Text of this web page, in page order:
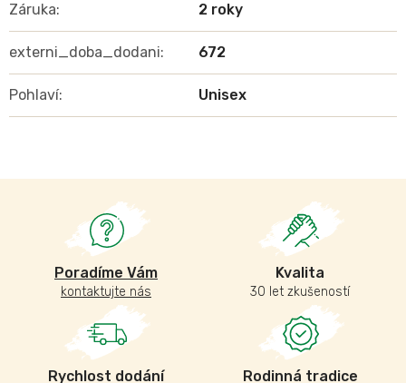
Poradíme Vám
kontaktujte nás
Kvalita
30 let zkušeností
Rychlost dodání Rodinná tradice
Záruka: 2 roky
externi_doba_dodani: 672
Pohlaví: Unisex